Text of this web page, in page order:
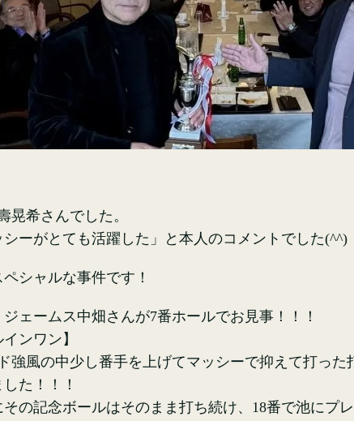
晃希さんでした。
シーがとても活躍した」と本人のコメントでした(^^)
シャルな事件です！
ェームス中畑さんが7番ホールでお見事！！！
インワン】
強風の中少し番手を上げてマッシーで抑えて打っ
た！！！
その記念ボールはそのまま打ち続け、18番で池にプ